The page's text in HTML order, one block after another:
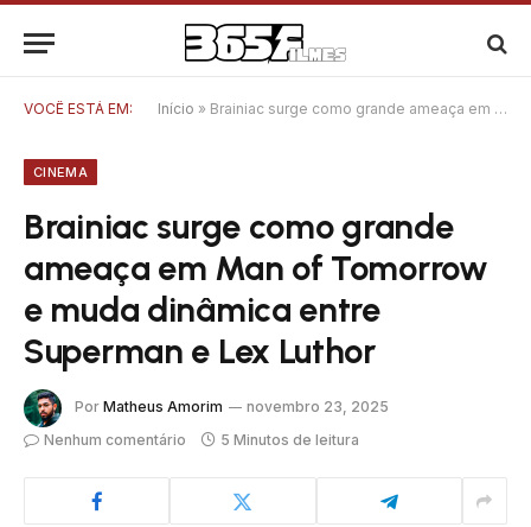
VOCÊ ESTÁ EM: Início » Brainiac surge como grande ameaça em Man of Tomorrow e muda dinâmica entre Superman e Lex Luthor
CINEMA
Brainiac surge como grande
ameaça em Man of Tomorrow
e muda dinâmica entre
Superman e Lex Luthor
Por Matheus Amorim
novembro 23, 2025
Nenhum comentário
5 Minutos de leitura